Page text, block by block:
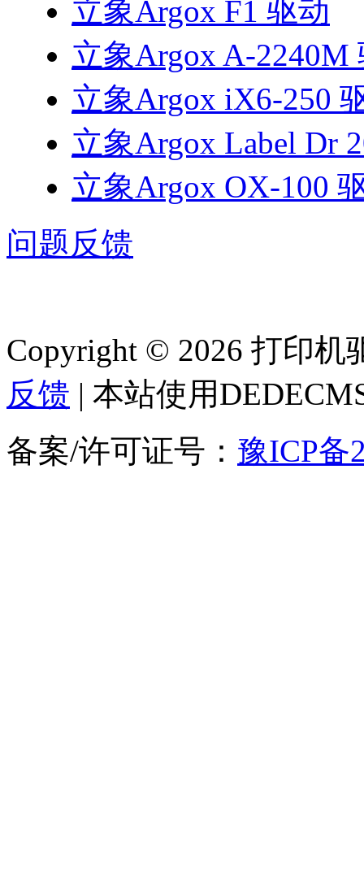
立象Argox F1 驱动
立象Argox A-2240M
立象Argox iX6-250
立象Argox Label Dr
立象Argox OX-100
问题反馈
Copyright © 2026 打印
反馈 | 本站使用
备案/许可证号： 豫ICP备